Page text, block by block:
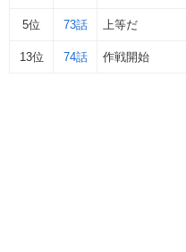
5位 73話 上等だ
13位 74話 作戦開始